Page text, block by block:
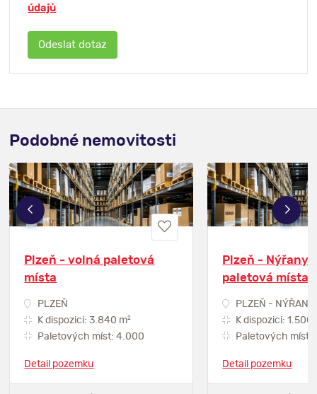
údajů
Podobné nemovitosti
Plzeň - volná paletová
místa
PLZEŇ
K dispozici: 3.840 m2
Paletových míst: 4.000
Detail pozemku
Plzeň - Nýřany
paletová místa
PLZEŇ - NÝŘANY
K dispozici: 1.500
Paletových míst:
Detail pozemku